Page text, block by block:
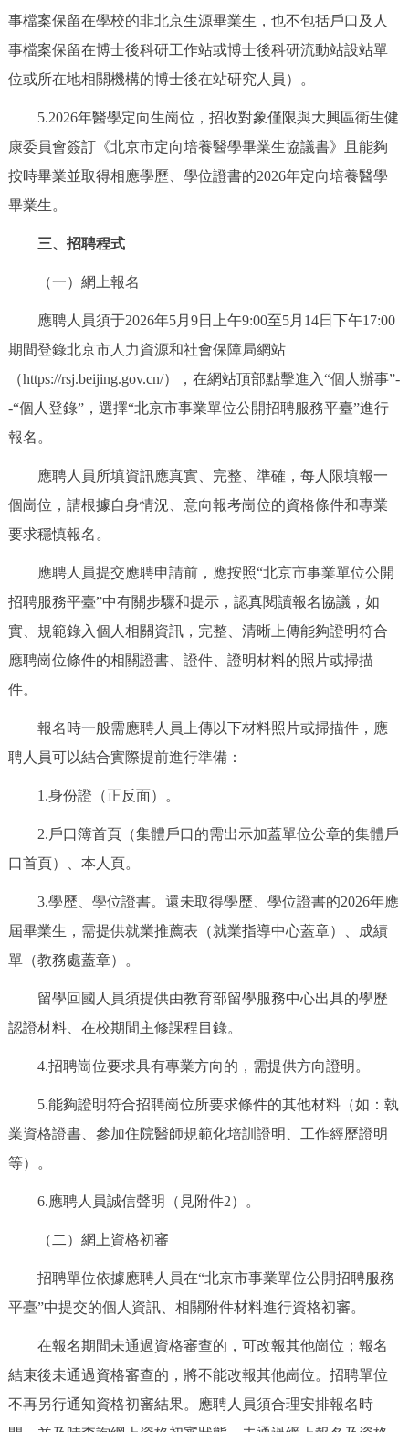
事檔案保留在學校的非北京生源畢業生，也不包括戶口及人
事檔案保留在博士後科研工作站或博士後科研流動站設站單
位或所在地相關機構的博士後在站研究人員）。
5.2026年醫學定向生崗位，招收對象僅限與大興區衛生健
康委員會簽訂《北京市定向培養醫學畢業生協議書》且能夠
按時畢業並取得相應學歷、學位證書的2026年定向培養醫學
畢業生。
三、招聘程式
（一）網上報名
應聘人員須于2026年5月9日上午9:00至5月14日下午17:00
期間登錄北京市人力資源和社會保障局網站
（https://rsj.beijing.gov.cn/），在網站頂部點擊進入“個人辦事”-
-“個人登錄”，選擇“北京市事業單位公開招聘服務平臺”進行
報名。
應聘人員所填資訊應真實、完整、準確，每人限填報一
個崗位，請根據自身情況、意向報考崗位的資格條件和專業
要求穩慎報名。
應聘人員提交應聘申請前，應按照“北京市事業單位公開
招聘服務平臺”中有關步驟和提示，認真閱讀報名協議，如
實、規範錄入個人相關資訊，完整、清晰上傳能夠證明符合
應聘崗位條件的相關證書、證件、證明材料的照片或掃描
件。
報名時一般需應聘人員上傳以下材料照片或掃描件，應
聘人員可以結合實際提前進行準備：
1.身份證（正反面）。
2.戶口簿首頁（集體戶口的需出示加蓋單位公章的集體戶
口首頁）、本人頁。
3.學歷、學位證書。還未取得學歷、學位證書的2026年應
屆畢業生，需提供就業推薦表（就業指導中心蓋章）、成績
單（教務處蓋章）。
留學回國人員須提供由教育部留學服務中心出具的學歷
認證材料、在校期間主修課程目錄。
4.招聘崗位要求具有專業方向的，需提供方向證明。
5.能夠證明符合招聘崗位所要求條件的其他材料（如：執
業資格證書、參加住院醫師規範化培訓證明、工作經歷證明
等）。
6.應聘人員誠信聲明（見附件2）。
（二）網上資格初審
招聘單位依據應聘人員在“北京市事業單位公開招聘服務
平臺”中提交的個人資訊、相關附件材料進行資格初審。
在報名期間未通過資格審查的，可改報其他崗位；報名
結束後未通過資格審查的，將不能改報其他崗位。招聘單位
不再另行通知資格初審結果。應聘人員須合理安排報名時